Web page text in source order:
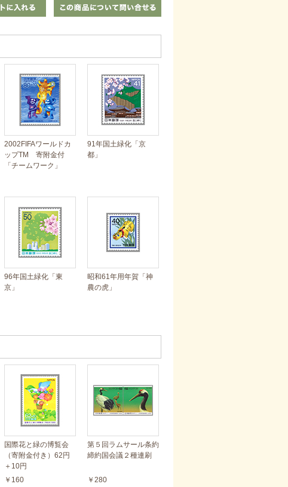
2002FIFAワールドカ
ップTM 寄附金付
「チームワーク」
91年国土緑化「京
都」
96年国土緑化「東
京」
昭和61年用年賀「神
農の虎」
国際花と緑の博覧会
（寄附金付き）62円
＋10円
￥160
第５回ラムサール条約
締約国会議２種連刷
￥280